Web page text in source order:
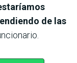
de las